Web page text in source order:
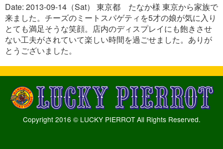
Date: 2013-09-14（Sat） 東京都 たなか様 東京から家族で
来ました。チーズのミートスパゲティを5才の娘が気に入り
とても満足そうな笑顔。店内のディスプレイにも飽きさせ
ない工夫がされていて楽しい時間を過ごせました。ありが
とうございました。
Copyright 2016 © LUCKY PIERROT All Rights Reserved.